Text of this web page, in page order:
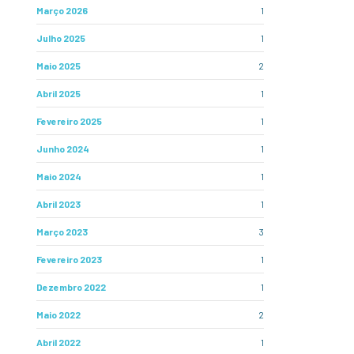
Março 2026 1
Julho 2025 1
Maio 2025 2
Abril 2025 1
Fevereiro 2025 1
Junho 2024 1
Maio 2024 1
Abril 2023 1
Março 2023 3
Fevereiro 2023 1
Dezembro 2022 1
Maio 2022 2
Abril 2022 1